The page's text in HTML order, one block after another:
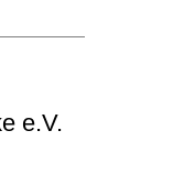
e.V.